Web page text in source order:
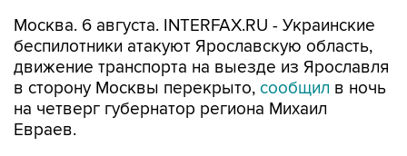
Москва. 6 августа. INTERFAX.RU - Украинские
беспилотники атакуют Ярославскую область,
движение транспорта на выезде из Ярославля
в сторону Москвы перекрыто, сообщил в ночь
на четверг губернатор региона Михаил
Евраев.